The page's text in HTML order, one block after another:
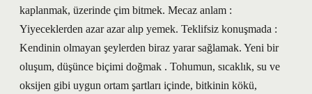
kaplanmak, üzerinde çim bitmek. Mecaz anlam :
Yiyeceklerden azar azar alıp yemek. Teklifsiz konuşmada :
Kendinin olmayan şeylerden biraz yarar sağlamak. Yeni bir
oluşum, düşünce biçimi doğmak . Tohumun, sıcaklık, su ve
oksijen gibi uygun ortam şartları içinde, bitkinin kökü,